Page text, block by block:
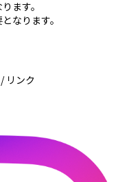
ます。
なります。
リンク